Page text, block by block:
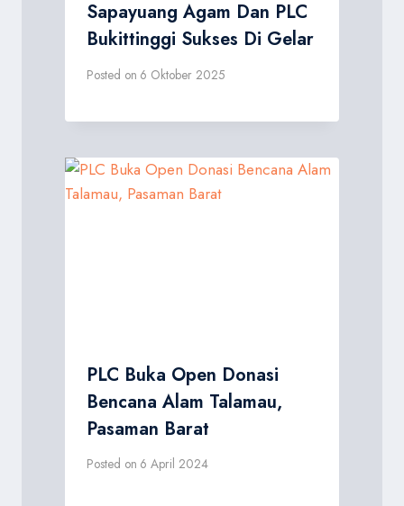
Sapayuang Agam Dan PLC
Bukittinggi Sukses Di Gelar
Posted on 6 Oktober 2025
PLC Buka Open Donasi
Bencana Alam Talamau,
Pasaman Barat
Posted on 6 April 2024